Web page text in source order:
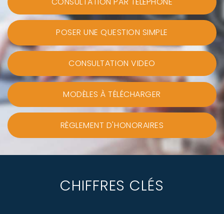
POSER UNE QUESTION SIMPLE
CONSULTATION VIDEO
MODÈLES À TÉLÉCHARGER
RÈGLEMENT D'HONORAIRES
CHIFFRES CLÉS